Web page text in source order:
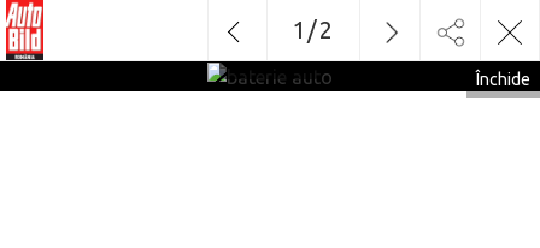
baterie
Închide
1 /2